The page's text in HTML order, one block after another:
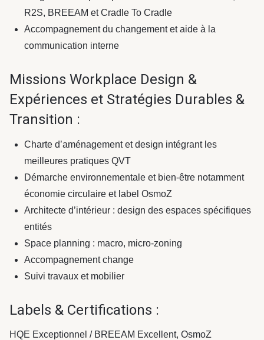
R2S, BREEAM et Cradle To Cradle
Accompagnement du changement et aide à la
communication interne
Missions Workplace Design &
Expériences et Stratégies Durables &
Transition :
Charte d’aménagement et design intégrant les
meilleures pratiques QVT
Démarche environnementale et bien-être notamment
économie circulaire et label OsmoZ
Architecte d’intérieur : design des espaces spécifiques
entités
Space planning : macro, micro-zoning
Accompagnement change
Suivi travaux et mobilier
Labels & Certifications :
HQE Exceptionnel / BREEAM Excellent, OsmoZ